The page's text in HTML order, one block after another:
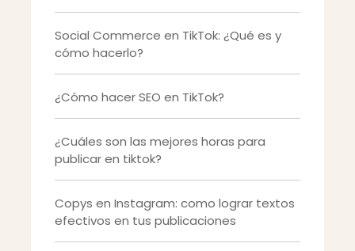
Social Commerce en TikTok: ¿Qué es y
cómo hacerlo?
¿Cómo hacer SEO en TikTok?
¿Cuáles son las mejores horas para
publicar en tiktok?
Copys en Instagram: como lograr textos
efectivos en tus publicaciones